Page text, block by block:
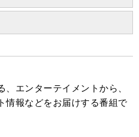
エンターテイメントから、
情報などをお届けする番組で